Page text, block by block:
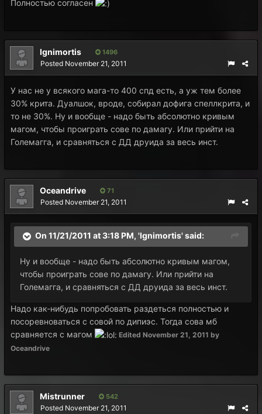
Полностью согласен
Ignimortis 1496
Posted November 21, 2011
У нас не у всякого мага-то 400 спд есть, а уж тем более
30% крита. Дуалшок, вроде, собирал дофига спеллкрита, и
то не 30%. Ну и вообще - надо быть абсолютно кривым
магом, чтобы проиграть сове по дамагу. Или прийти на
Големагга, и сравняться с ДД друида за весь инст.
Oceandrive 71
Posted November 21, 2011
On 11/21/2011 at 3:18 PM, 'Ignimortis' said:
Ну и вообще - надо быть абсолютно кривым магом,
чтобы проиграть сове по дамагу. Или прийти на
Големагга, и сравняться с ДД друида за весь инст.
Надо как-нибудь попробовать раздеться полностью и
посоревноваться с совой по дипиэс. Тогда сова мб
сравняется с магом
Edited November 21, 2011 by
Oceandrive
Mistrunner 542
Posted November 21, 2011